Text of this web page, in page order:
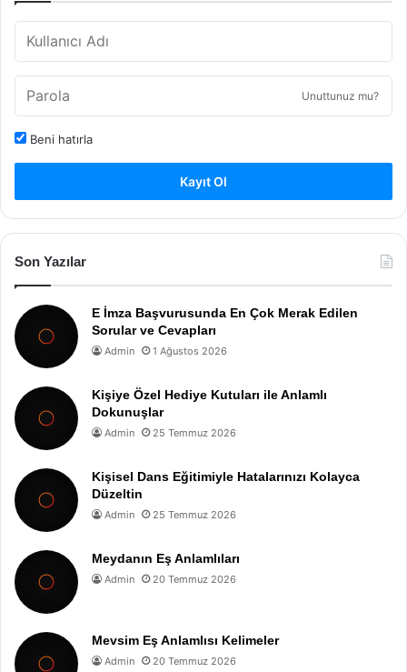
Unuttunuz mu?
Beni hatırla
Kayıt Ol
Son Yazılar
E İmza Başvurusunda En Çok Merak Edilen
Sorular ve Cevapları
Admin 1 Ağustos 2026
Kişiye Özel Hediye Kutuları ile Anlamlı
Dokunuşlar
Admin 25 Temmuz 2026
Kişisel Dans Eğitimiyle Hatalarınızı Kolayca
Düzeltin
Admin 25 Temmuz 2026
Meydanın Eş Anlamlıları
Admin 20 Temmuz 2026
Mevsim Eş Anlamlısı Kelimeler
Admin 20 Temmuz 2026